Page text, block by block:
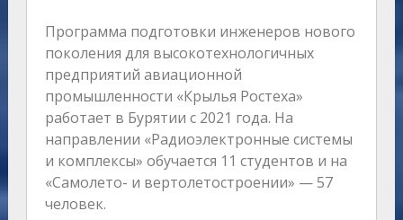
Программа подготовки инженеров нового
поколения для высокотехнологичных
предприятий авиационной
промышленности «Крылья Ростеха»
работает в Бурятии с 2021 года. На
направлении «Радиоэлектронные системы
и комплексы» обучается 11 студентов и на
«Самолето- и вертолетостроении» — 57
человек.